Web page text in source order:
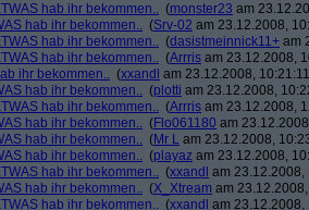
hab ihr bekommen.. (monster23 am
hab ihr bekommen.. (Srv-02 am 23.12.2008,
hab ihr bekommen.. (dasistmeinnick11+ am
hab ihr bekommen.. (Arrris am 23.12.2008,
ihr bekommen.. (xxandl am 23.12.2008,
hab ihr bekommen.. (plotti am 23.12.2008,
hab ihr bekommen.. (Arrris am 23.12.2008,
hab ihr bekommen.. (Flo061180 am
hab ihr bekommen.. (Mr L am 23.12.2008,
hab ihr bekommen.. (playaz am 23.12.2008,
hab ihr bekommen.. (xxandl am 23.12.2008,
hab ihr bekommen.. (X_Xtream am
hab ihr bekommen.. (xxandl am 23.12.2008,